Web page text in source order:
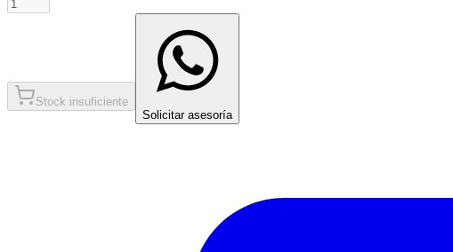
Stock insuficiente
Solicitar asesoría